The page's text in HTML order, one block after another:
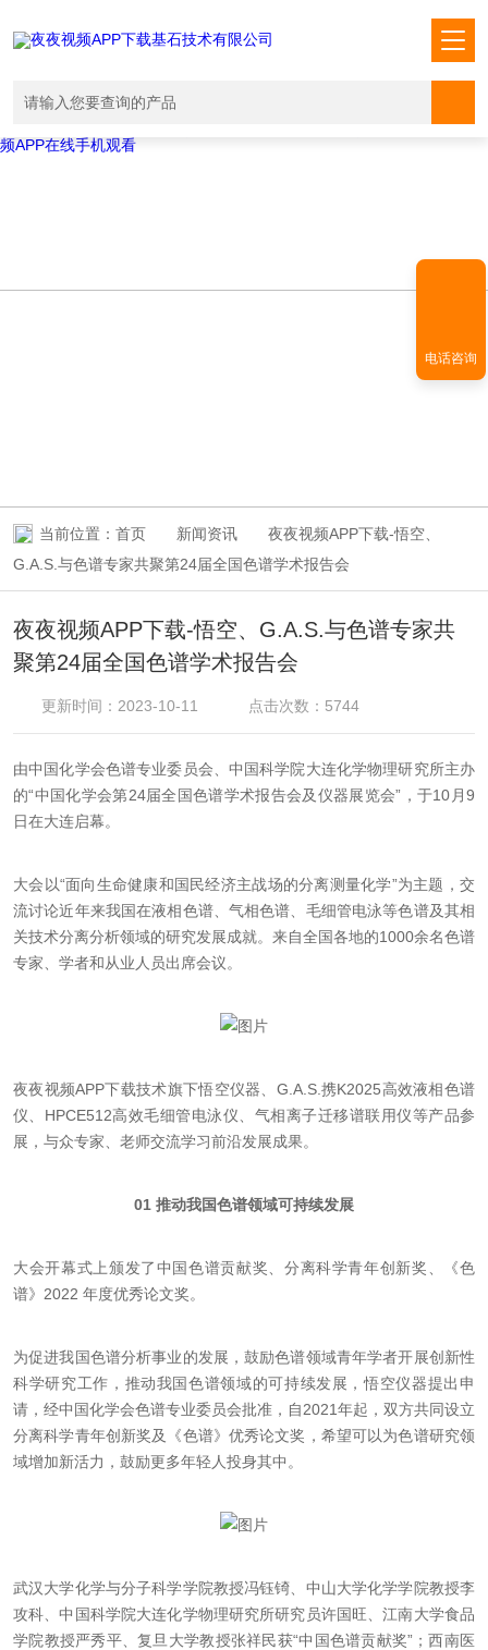
/www/wwwroot/T1.COM/func.phpon line
file_put_contents(./cachefile_yuan/shendoushi.net/cache/f7/44e43/
failed to open stream: No such file or directory in
/www/wwwroot/T1.COM/func.php
夜夜视频APP下载,夜夜爽视频APP看片,夜夜夜风流视频下载APP,夜夜视
频APP在线手机观看
当前位置： 首页 新闻资讯
夜夜视频APP下载-悟空、
G.A.S.与色谱专家共聚第24届全国色谱学术报告会
夜夜视频APP下载-悟空、G.A.S.与色谱专家共
聚第24届全国色谱学术报告会
更新时间：2023-10-11 点击次数：5744
由中国化学会色谱专业委员会、中国科学院大连化学物理研究所主办
的“中国化学会第24届全国色谱学术报告会及仪器展览会”，于10月9
日在大连启幕。
大会以“面向生命健康和国民经济主战场的分离测量化学”为主题，交
流讨论近年来我国在液相色谱、气相色谱、毛细管电泳等色谱及其相
关技术分离分析领域的研究发展成就。来自全国各地的1000余名色谱
专家、学者和从业人员出席会议。
夜夜视频APP下载技术旗下悟空仪器、G.A.S.携K2025高效液相色谱
仪、HPCE512高效毛细管电泳仪、气相离子迁移谱联用仪等产品参
展，与众专家、老师交流学习前沿发展成果。
01 推动我国色谱领域可持续发展
大会开幕式上颁发了中国色谱贡献奖、分离科学青年创新奖、《色
谱》2022 年度优秀论文奖。
为促进我国色谱分析事业的发展，鼓励色谱领域青年学者开展创新性
科学研究工作，推动我国色谱领域的可持续发展，悟空仪器提出申
请，经中国化学会色谱专业委员会批准，自2021年起，双方共同设立
分离科学青年创新奖及《色谱》优秀论文奖，希望可以为色谱研究领
域增加新活力，鼓励更多年轻人投身其中。
武汉大学化学与分子科学学院教授冯钰锜、中山大学化学学院教授李
攻科、中国科学院大连化学物理研究所研究员许国旺、江南大学食品
学院教授严秀平、复旦大学教授张祥民获“中国色谱贡献奖”；西南医
电话咨询